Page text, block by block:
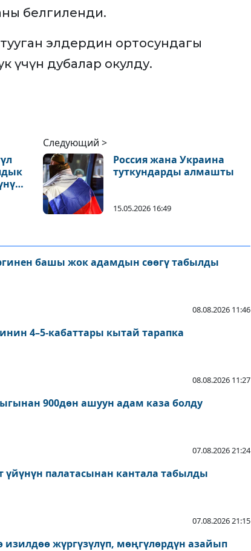
белгиленди.
элдердин ортосундагы
үчүн дубалар окулду.
Следующий >
Россия жана Украина
туткундарды алмашты
15.05.2026 16:49
башы жок адамдын сөөгү табылды
08.08.2026 11:46
4–5-кабаттары кытай тарапка
08.08.2026 11:27
900дөн ашуун адам каза болду
07.08.2026 21:24
үйүнүн палатасынан кантала табылды
07.08.2026 21:15
изилдөө жүргүзүлүп, мөңгүлөрдүн азайып